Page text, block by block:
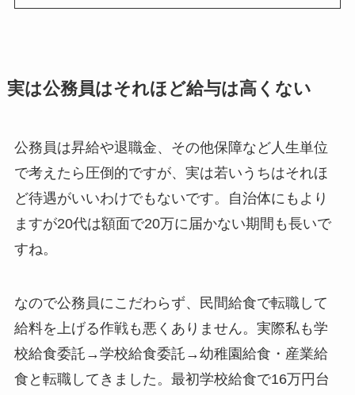
実は公務員はそれほど給与は高くない
公務員は昇給や退職金、その他保障など人生単位
で考えたら圧倒的ですが、実は若いうちはそれほ
ど待遇がいいわけでもないです。自治体にもより
ますが20代は額面で20万に届かない期間も長いで
すね。
なので公務員にこだわらず、民間給食で転職して
給料を上げる作戦も悪くありません。実際私も学
校給食委託→学校給食委託→幼稚園給食・産業給
食と転職してきました。最初学校給食で16万円台